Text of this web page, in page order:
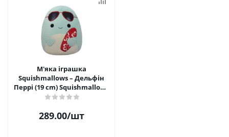
М'яка іграшка
Squishmallows – Дельфін
Перрі (19 cm) Squishmallows
SQCR05372
289.00/шт